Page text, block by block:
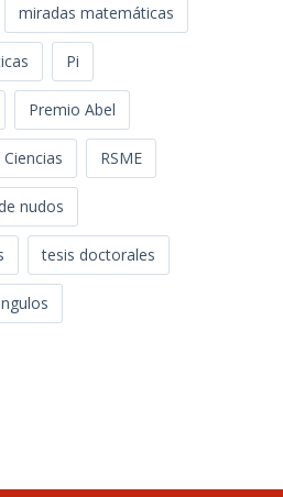
miradas matemáticas
Pi
Premio Abel
RSME
nudos
tesis doctorales